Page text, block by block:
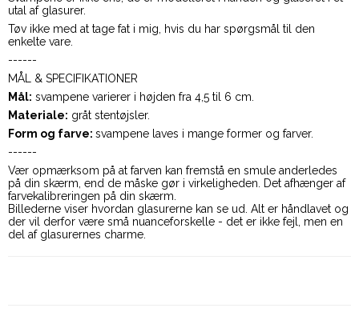
utal af glasurer.
Tøv ikke med at tage fat i mig, hvis du har spørgsmål til den
enkelte vare.
------
MÅL & SPECIFIKATIONER
Mål: svampene varierer i højden fra 4,5 til 6 cm.
Materiale: gråt stentøjsler.
Form og farve: svampene laves i mange former og farver.
------
Vær opmærksom på at farven kan fremstå en smule anderledes
på din skærm, end de måske gør i virkeligheden. Det afhænger af
farvekalibreringen på din skærm.
Billederne viser hvordan glasurerne kan se ud. Alt er håndlavet og
der vil derfor være små nuanceforskelle - det er ikke fejl, men en
del af glasurernes charme.